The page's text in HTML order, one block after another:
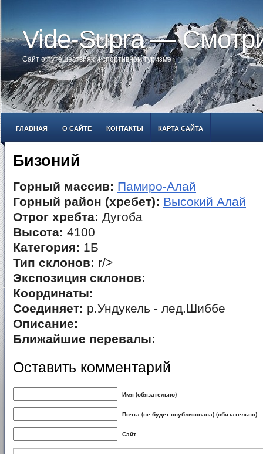
Vide-Supra —
Сайт о путешествиях и спортивном туризме
ГЛАВНАЯ О САЙТЕ КОНТАКТЫ КАРТА САЙТА
Бизоний
Горный массив: Памиро-Алай
Горный район (хребет): Высокий Алай
Отрог хребта: Дугоба
Высота: 4100
Категория: 1Б
Тип склонов: r/>
Экспозиция склонов:
Координаты:
Соединяет: р.Ундукель - лед.Шиббе
Описание:
Ближайшие перевалы:
Оставить комментарий
Имя (обязательно)
Почта (не будет опубликована) (обязательно)
Сайт